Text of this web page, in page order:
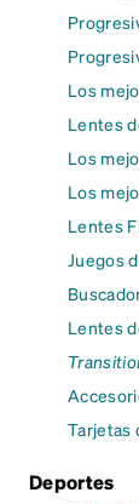
Los
Lentes
Los
Los
Lentes
Juegos
Lentes
Tarjetas
Deportes